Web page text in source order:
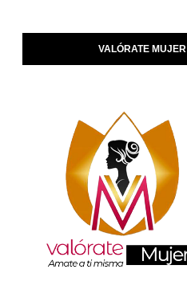
VALÓRATE MUJER